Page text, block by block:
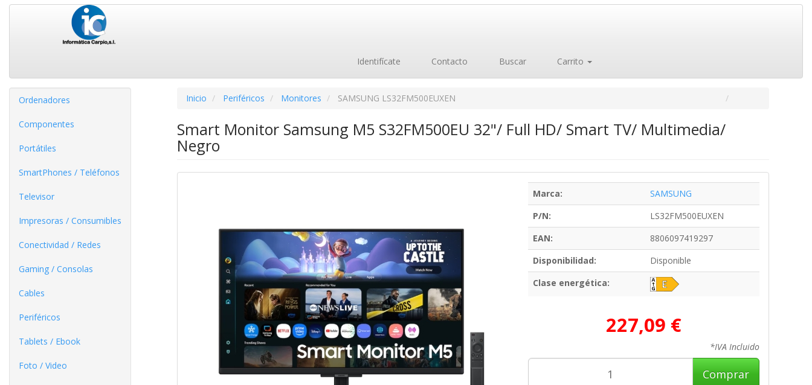
Identifícate Contacto Buscar Carrito
Ordenadores
Componentes
Portátiles
SmartPhones / Teléfonos
Televisor
Impresoras / Consumibles
Conectividad / Redes
Gaming / Consolas
Cables
Periféricos
Tablets / Ebook
Foto / Video
Inicio Periféricos Monitores SAMSUNG LS32FM500EUXEN
Smart Monitor Samsung M5 S32FM500EU 32"/ Full HD/ Smart TV/ Multimedia/
Negro
Marca:
SAMSUNG
P/N:
LS32FM500EUXEN
EAN:
8806097419297
Disponibilidad:
Disponible
Clase energética:
227,09 €
*IVA Incluido
Comprar